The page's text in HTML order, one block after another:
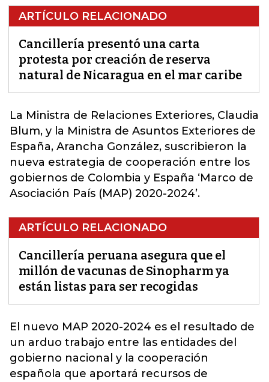
ARTÍCULO RELACIONADO
Cancillería presentó una carta
protesta por creación de reserva
natural de Nicaragua en el mar caribe
La Ministra de Relaciones Exteriores, Claudia
Blum, y la Ministra de Asuntos Exteriores de
España, Arancha González, suscribieron la
nueva estrategia de cooperación entre los
gobiernos de Colombia y España ‘Marco de
Asociación País (MAP) 2020-2024’.
ARTÍCULO RELACIONADO
Cancillería peruana asegura que el
millón de vacunas de Sinopharm ya
están listas para ser recogidas
El nuevo MAP 2020-2024 es el resultado de
un arduo trabajo entre las entidades del
gobierno nacional y la cooperación
española que aportará recursos de